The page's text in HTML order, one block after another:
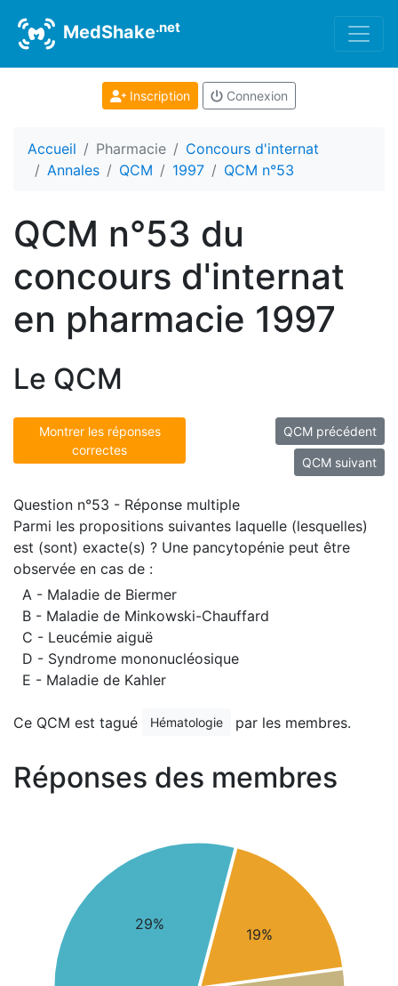
MedShake.net
Inscription Connexion
Accueil Pharmacie
Concours d'internat
Annales
QCM 1997 QCM n°53
QCM n°53 du
concours d'internat
en pharmacie 1997
Le QCM
Montrer les réponses
correctes
QCM précédent
QCM suivant
Question n°53 - Réponse multiple
Parmi les propositions suivantes laquelle (lesquelles)
est (sont) exacte(s) ? Une pancytopénie peut être
observée en cas de :
A - Maladie de Biermer
B - Maladie de Minkowski-Chauffard
C - Leucémie aiguë
D - Syndrome mononucléosique
E - Maladie de Kahler
Ce QCM est tagué Hématologie par les membres.
Réponses des membres
29%
19%